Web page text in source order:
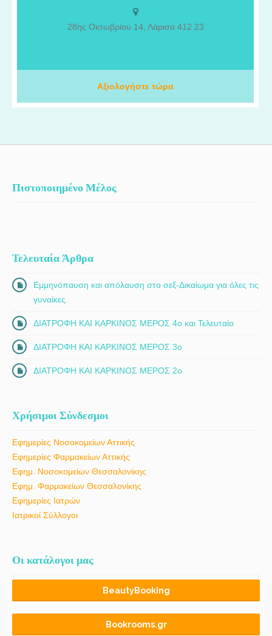
με στόχο την καλύτερη δυνατή υποστήριξη των ασθενών μου. Η
δύο μεγαλύτερα πανεπιστημιακά νοσοκομεία της Ελβετίας, το
απέκτησα εξειδικευμένες γνώσεις και εργάστηκα πάνω στις πιο
προηγμένες ογκολογικές θεραπείες. Στο ΙΑΣΩ Θεσσαλίας,
πραγματοποιούμε εβδομαδιαία ογκολογικά συμβούλια για την
αξιολόγηση και τη βέλτιστη θεραπευτική προσέγγιση κάθε
28ης Οκτωβρίου 14, Λάρισα 412 23
Αξιολογήστε τώρα
Πιστοποιημένο Μέλος
Τελευταία Άρθρα
Εμμηνόπαυση και απόλαυση στο σεξ-Δικαίωμα για όλες τις
γυναίκες
ΔΙΑΤΡΟΦΗ ΚΑΙ ΚΑΡΚΙΝΟΣ ΜΕΡΟΣ 4ο και Τελευταίο
ΔΙΑΤΡΟΦΗ ΚΑΙ ΚΑΡΚΙΝΟΣ ΜΕΡΟΣ 3ο
ΔΙΑΤΡΟΦΗ ΚΑΙ ΚΑΡΚΙΝΟΣ ΜΕΡΟΣ 2ο
Χρήσιμοι Σύνδεσμοι
Εφημερίες Νοσοκομείων Αττικής
Εφημερίες Φαρμακείων Αττικής
Εφημ. Νοσοκομείων Θεσσαλονίκης
Εφημ. Φαρμακείων Θεσσαλονίκης
Εφημερίες Ιατρών
Ιατρικοί Σύλλογοι
Οι κατάλογοι μας
BeautyBooking
Bookrooms.gr